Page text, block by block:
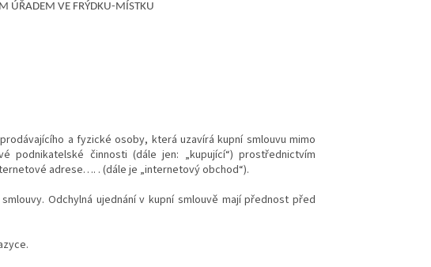
ÚŘADEM VE FRÝDKU-MÍSTKU
a fyzické osoby, která uzavírá kupní smlouvu mimo
činnosti (dále jen: „kupující“) prostřednictvím
adrese…. . (dále je „internetový obchod“).
Odchylná ujednání v kupní smlouvě mají přednost před